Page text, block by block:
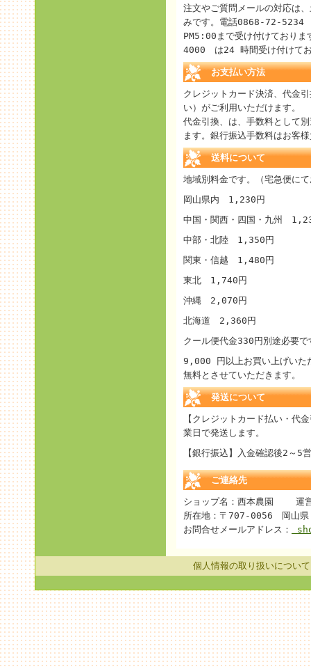
注文やご質問メールの対応は
みです。電話0868-72-5234
PM5:00まで受け付けており
4000 は24 時間受け付けて
お支払い方法
クレジットカード決済、代金
い）がご利用いただけます。
代金引換、は、手数料として
ます。銀行振込手数料はお客
送料について
地域別料金です。（宅急便に
岡山県内 1,230円
中国・関西・四国・九州
中部・北陸 1,350円
関東・信越 1,480円
東北 1,740円
沖縄 2,070円
北海道 2,360円
クール便代金330円別途必要で
9,000 円以上お買い上げいた
無料とさせていただきます。
発送について
【クレジットカード払い・代
業日で発送します。
【銀行振込】入金確認後2～5
ご連絡先
ショップ名：西本農園 運
所在地：〒707-0056 岡
お問合せメールアドレス：
個人情報の取り扱いについて